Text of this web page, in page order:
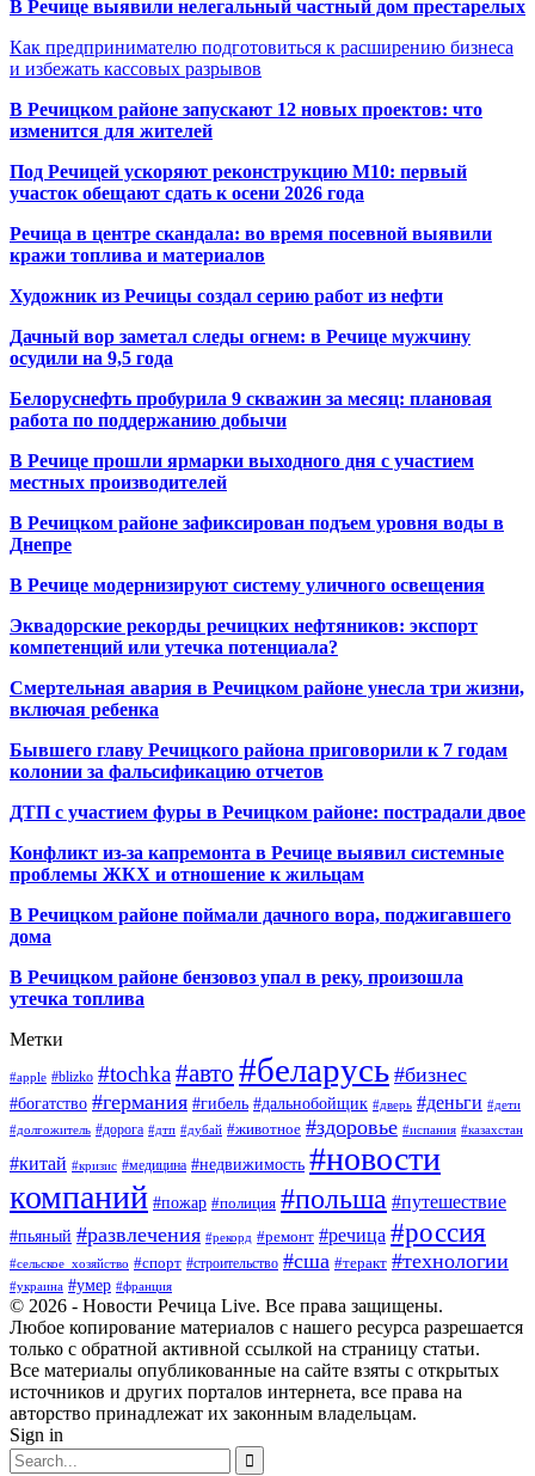
В Речице выявили нелегальный частный дом престарелых
Как предпринимателю подготовиться к расширению бизнеса
и избежать кассовых разрывов
В Речицком районе запускают 12 новых проектов: что
изменится для жителей
Под Речицей ускоряют реконструкцию М10: первый
участок обещают сдать к осени 2026 года
Речица в центре скандала: во время посевной выявили
кражи топлива и материалов
Художник из Речицы создал серию работ из нефти
Дачный вор заметал следы огнем: в Речице мужчину
осудили на 9,5 года
Белоруснефть пробурила 9 скважин за месяц: плановая
работа по поддержанию добычи
В Речице прошли ярмарки выходного дня с участием
местных производителей
В Речицком районе зафиксирован подъем уровня воды в
Днепре
В Речице модернизируют систему уличного освещения
Эквадорские рекорды речицких нефтяников: экспорт
компетенций или утечка потенциала?
Смертельная авария в Речицком районе унесла три жизни,
включая ребенка
Бывшего главу Речицкого района приговорили к 7 годам
колонии за фальсификацию отчетов
ДТП с участием фуры в Речицком районе: пострадали двое
Конфликт из-за капремонта в Речице выявил системные
проблемы ЖКХ и отношение к жильцам
В Речицком районе поймали дачного вора, поджигавшего
дома
В Речицком районе бензовоз упал в реку, произошла
утечка топлива
Метки
#apple #blizko #tochka#авто #беларусь #бизнес
#богатство #германия #гибель #дальнобойщик #дверь #деньги #дети
#долгожитель #дорога #дтп #дубай #животное #здоровье #испания #казахстан
#китай #кризис #медицина #недвижимость #новости
компаний #пожар #полиция #польша #путешествие
#пьяный #развлечения #рекорд #ремонт #речица #россия
#сельское_хозяйство #спорт #строительство #сша #теракт #технологии
#украина #умер #франция
© 2026 - Новости Речица Live. Все права защищены.
Любое копирование материалов с нашего ресурса разрешается
только с обратной активной ссылкой на страницу статьи.
Все материалы опубликованные на сайте взяты с открытых
источников и других порталов интернета, все права на
авторство принадлежат их законным владельцам.
Sign in